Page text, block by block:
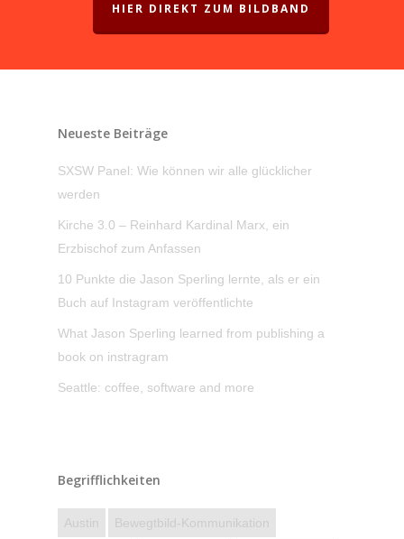
HIER DIREKT ZUM BILDBAND
Neueste Beiträge
SXSW Panel: Wie können wir alle glücklicher
werden
Kirche 3.0 – Reinhard Kardinal Marx, ein
Erzbischof zum Anfassen
10 Punkte die Jason Sperling lernte, als er ein
Buch auf Instagram veröffentlichte
What Jason Sperling learned from publishing a
book on instragram
Seattle: coffee, software and more
Begrifflichkeiten
Austin Bewegtbild-Kommunikation